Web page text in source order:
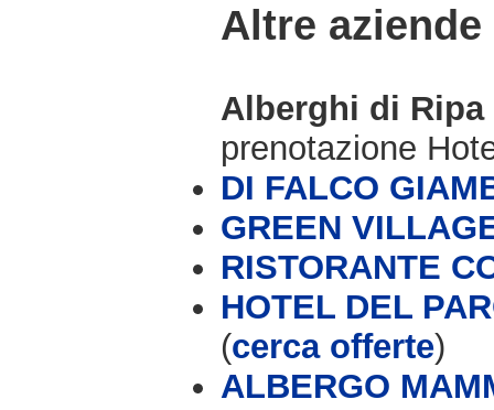
Altre
Alberghi di
prenotazione
DI FALCO
GREEN
RISTORANTE
HOTEL DEL
(cerca offerte)
ALBERGO